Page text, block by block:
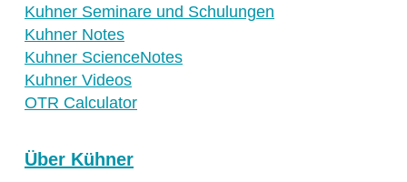
Kuhner Seminare und Schulungen
Kuhner Notes
Kuhner ScienceNotes
Kuhner Videos
OTR Calculator
Über Kühner